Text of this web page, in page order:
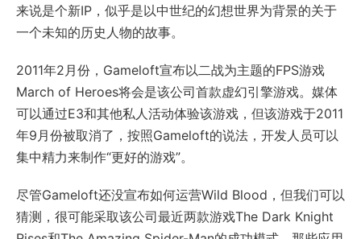
来说是个新IP，似乎是以中世纪的幻想世界为背景的关于
一个未知的历史人物的故事。
2011年2月份，Gameloft宣布以二战为主题的FPS游戏
March of Heroes将会是该公司首款虚幻引擎游戏。媒体
可以通过E3和其他私人活动体验该游戏，但该游戏于2011
年9月份被取消了，按照Gameloft的说法，开发人员可以
集中精力来制作“更好的游戏”。
尽管Gameloft还没宣布如何运营Wild Blood，但我们可以
猜测，很可能采取该公司最近两款游戏The Dark Knight